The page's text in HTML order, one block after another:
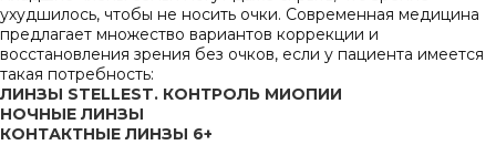
ухудшилось, чтобы не носить очки. Современная медицина
предлагает множество вариантов коррекции и
восстановления зрения без очков, если у пациента имеется
такая потребность:
ЛИНЗЫ STELLEST. КОНТРОЛЬ МИОПИИ
НОЧНЫЕ ЛИНЗЫ
КОНТАКТНЫЕ ЛИНЗЫ 6+